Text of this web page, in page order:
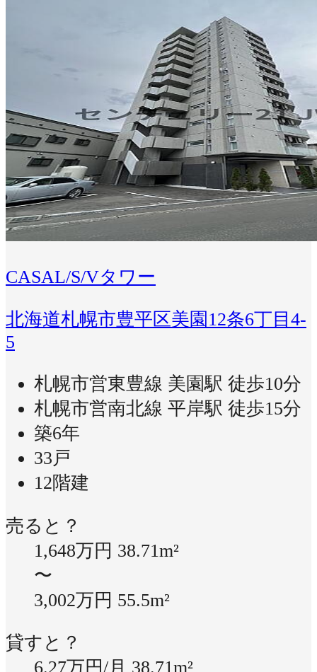
CASAL/S/Vタワー
北海道札幌市豊平区美園12条6丁目4-
5
札幌市営東豊線 美園駅 徒歩10分
札幌市営南北線 平岸駅 徒歩15分
築6年
33戸
12階建
売ると？
1,648万円 38.71m²
〜
3,002万円 55.5m²
貸すと？
6.27万円/月 38.71m²